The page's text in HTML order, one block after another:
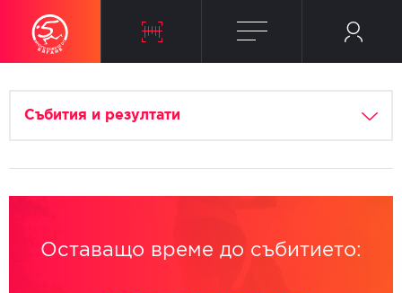
Събития и резултати
Оставащо време до събитието: